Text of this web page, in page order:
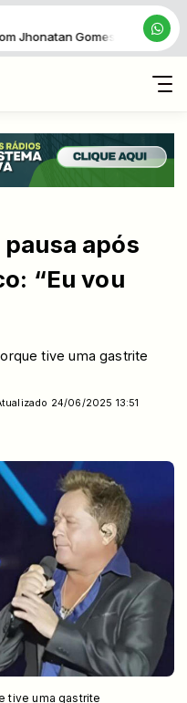
Gomes
FM
após
“Eu vou
tive uma gastrite
24/06/2025 13:51
tive uma gastrite